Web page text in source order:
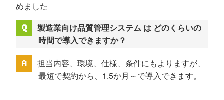
めました
製造業向け品質管理システム は どのくらいの
時間で導入できますか？
担当内容、環境、仕様、条件にもよりますが、
最短で契約から、1.5か月～で導入できます。